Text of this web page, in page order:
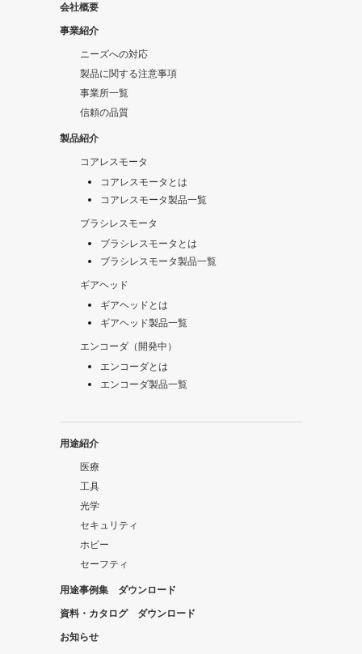
会社概要
事業紹介
ニーズへの対応
製品に関する注意事項
事業所一覧
信頼の品質
製品紹介
コアレスモータ
コアレスモータとは
コアレスモータ製品一覧
ブラシレスモータ
ブラシレスモータとは
ブラシレスモータ製品一覧
ギアヘッド
ギアヘッドとは
ギアヘッド製品一覧
エンコーダ（開発中）
エンコーダとは
エンコーダ製品一覧
用途紹介
医療
工具
光学
セキュリティ
ホビー
セーフティ
用途事例集 ダウンロード
資料・カタログ ダウンロード
お知らせ